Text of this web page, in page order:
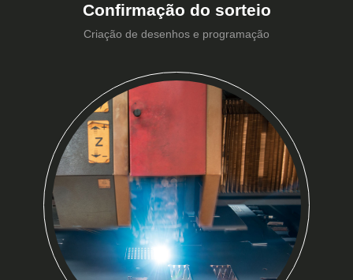
Confirmação do sorteio
Criação de desenhos e programação